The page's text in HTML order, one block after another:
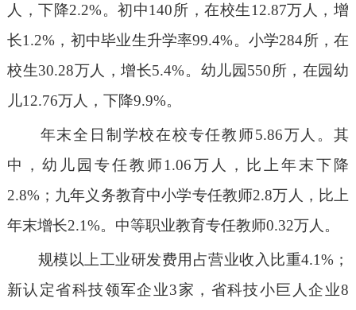
人，下降2.2%。初中140所，在校生12.87万人，增
长1.2%，初中毕业生升学率99.4%。小学284所，在
校生30.28万人，增长5.4%。幼儿园550所，在园幼
儿12.76万人，下降9.9%。
年末全日制学校在校专任教师5.86万人。其
中，幼儿园专任教师1.06万人，比上年末下降
2.8%；九年义务教育中小学专任教师2.8万人，比上
年末增长2.1%。中等职业教育专任教师0.32万人。
规模以上工业研发费用占营业收入比重4.1%；
新认定省科技领军企业3家，省科技小巨人企业8